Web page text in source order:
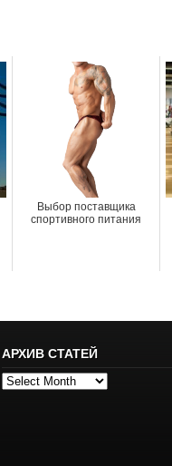
Выбор поставщика
спортивного питания
АРХИВ СТАТЕЙ
Архив